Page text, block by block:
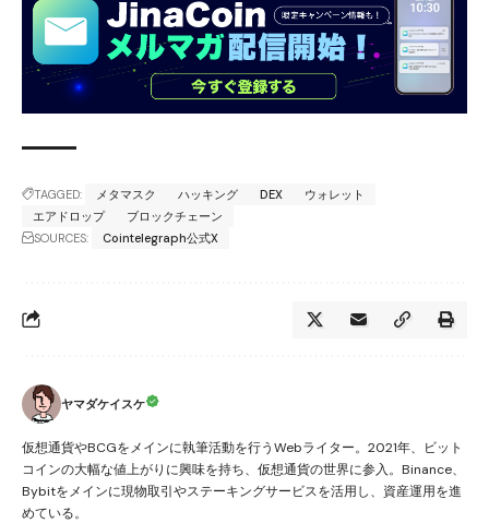
TAGGED: メタマスク ハッキング DEX
ウォレット
エアドロップ
ブロックチェーン
SOURCES:
Cointelegraph公式X
ヤマダケイスケ
仮想通貨やBCGをメインに執筆活動を行うWebライター。2021年、ビット
コインの大幅な値上がりに興味を持ち、仮想通貨の世界に参入。Binance、
Bybitをメインに現物取引やステーキングサービスを活用し、資産運用を進
めている。